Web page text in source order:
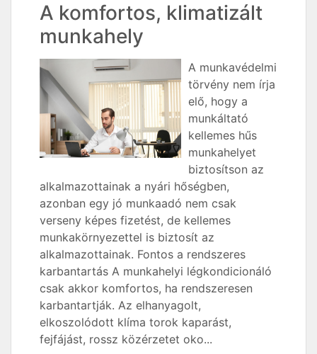
A komfortos, klimatizált
munkahely
A munkavédelmi
törvény nem írja
elő, hogy a
munkáltató
kellemes hűs
munkahelyet
biztosítson az
alkalmazottainak a nyári hőségben,
azonban egy jó munkaadó nem csak
verseny képes fizetést, de kellemes
munkakörnyezettel is biztosít az
alkalmazottainak. Fontos a rendszeres
karbantartás A munkahelyi légkondicionáló
csak akkor komfortos, ha rendszeresen
karbantartják. Az elhanyagolt,
elkoszolódott klíma torok kaparást,
fejfájást, rossz közérzetet oko...